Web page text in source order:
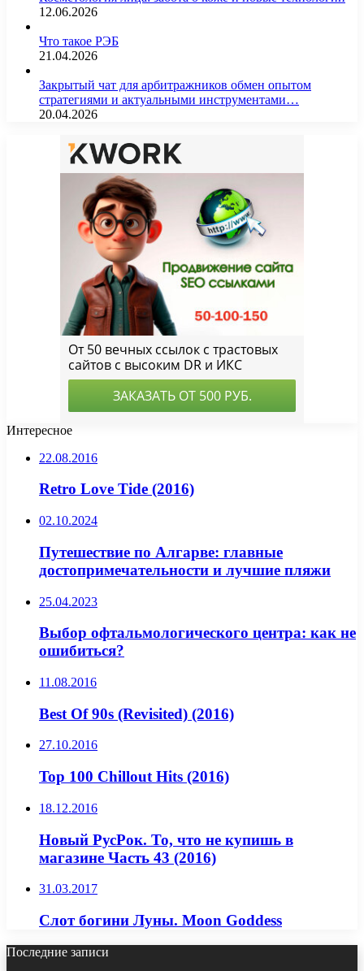
12.06.2026
Что такое РЭБ
21.04.2026
Закрытый чат для арбитражников обмен опытом
стратегиями и актуальными инструментами…
20.04.2026
Интересное
22.08.2016
Retro Love Tide (2016)
02.10.2024
Путешествие по Алгарве: главные
достопримечательности и лучшие пляжи
25.04.2023
Выбор офтальмологического центра: как не
ошибиться?
11.08.2016
Best Of 90s (Revisited) (2016)
27.10.2016
Top 100 Chillout Hits (2016)
18.12.2016
Новый РусРок. То, что не купишь в
магазине Часть 43 (2016)
31.03.2017
Слот богини Луны. Moon Goddess
Последние записи